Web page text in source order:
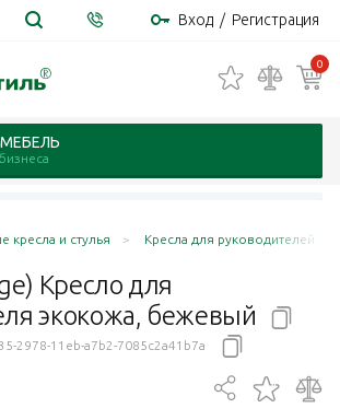
Вход / Регистрация
0
кресла и стулья Кресла для руководителей
Кресло для
экокожа, бежевый
2978-11eb-a7b2-7085c2a41b7a